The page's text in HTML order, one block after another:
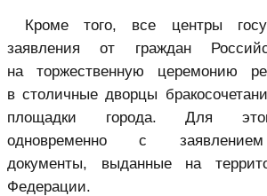
Кроме того, все центры
заявления от граждан
на торжественную церемонию
в столичные дворцы
площадки города. Для
одновременно с заявлением
документы, выданные на
Федерации.